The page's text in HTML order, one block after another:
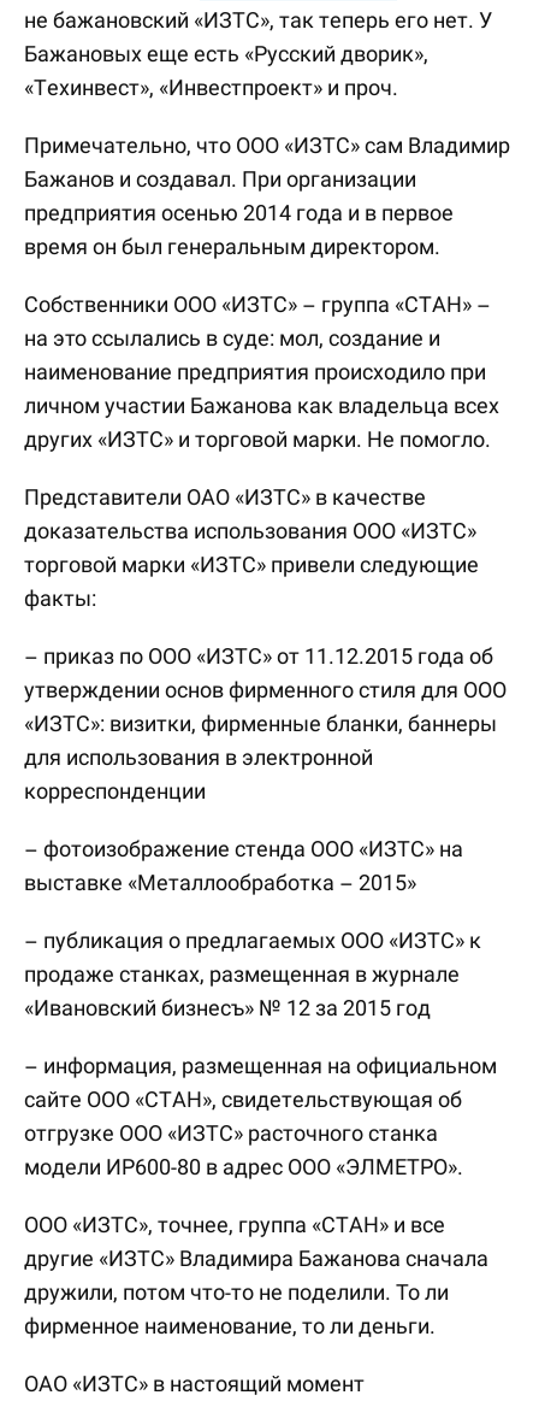
не бажановский «ИЗТС», так теперь его нет. У
Бажановых еще есть «Русский дворик»,
«Техинвест», «Инвестпроект» и проч.
Примечательно, что ООО «ИЗТС» сам Владимир
Бажанов и создавал. При организации
предприятия осенью 2014 года и в первое
время он был генеральным директором.
Собственники ООО «ИЗТС» – группа «СТАН» –
на это ссылались в суде: мол, создание и
наименование предприятия происходило при
личном участии Бажанова как владельца всех
других «ИЗТС» и торговой марки. Не помогло.
Представители ОАО «ИЗТС» в качестве
доказательства использования ООО «ИЗТС»
торговой марки «ИЗТС» привели следующие
факты:
– приказ по ООО «ИЗТС» от 11.12.2015 года об
утверждении основ фирменного стиля для ООО
«ИЗТС»: визитки, фирменные бланки, баннеры
для использования в электронной
корреспонденции
– фотоизображение стенда ООО «ИЗТС» на
выставке «Металлообработка – 2015»
– публикация о предлагаемых ООО «ИЗТС» к
продаже станках, размещенная в журнале
«Ивановский бизнесъ» № 12 за 2015 год
– информация, размещенная на официальном
сайте ООО «СТАН», свидетельствующая об
отгрузке ООО «ИЗТС» расточного станка
модели ИР600-80 в адрес ООО «ЭЛМЕТРО».
ООО «ИЗТС», точнее, группа «СТАН» и все
другие «ИЗТС» Владимира Бажанова сначала
дружили, потом что-то не поделили. То ли
фирменное наименование, то ли деньги.
ОАО «ИЗТС» в настоящий момент